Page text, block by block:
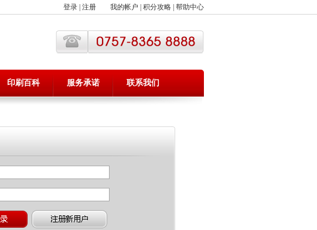
登录 注册 我的帐户 积分攻略 帮助中心
印刷百科 服务承诺 联系我们